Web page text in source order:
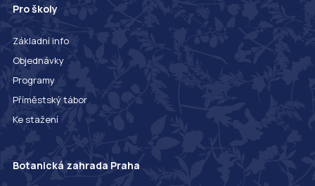
Pro školy
Základní info
Objednávky
Programy
Příměstský tábor
Ke stažení
Botanická zahrada Praha